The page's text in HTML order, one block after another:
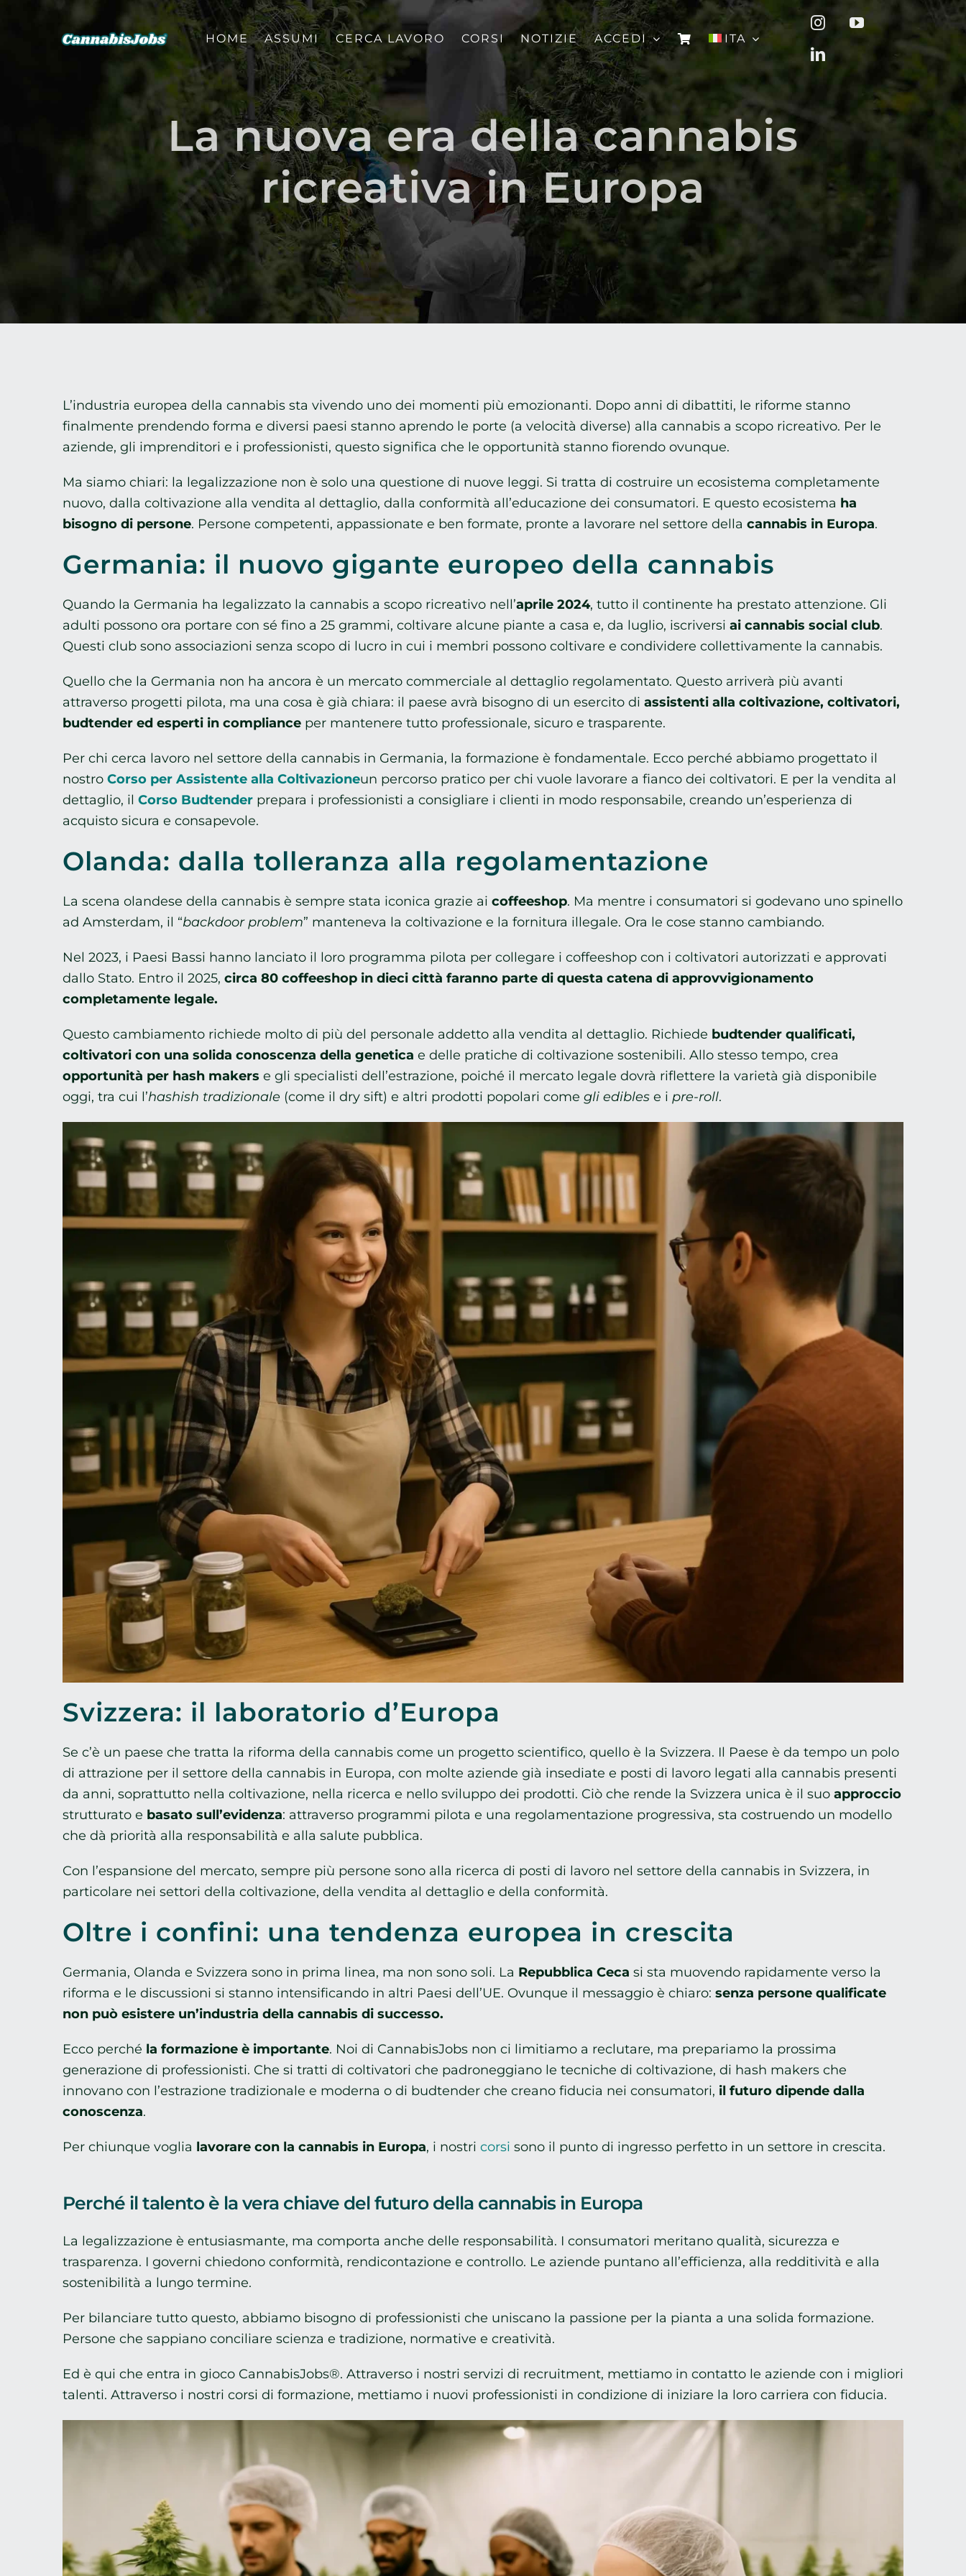
contenuto
HOME ASSUMI CERCA LAVORO CORSI NOTIZIE ACCEDI ITA
La nuova era della cannabis
ricreativa in Europa
L’industria europea della cannabis sta vivendo uno dei momenti più emozionanti. Dopo anni di dibattiti, le riforme stanno
finalmente prendendo forma e diversi paesi stanno aprendo le porte (a velocità diverse) alla cannabis a scopo ricreativo. Per le
aziende, gli imprenditori e i professionisti, questo significa che le opportunità stanno fiorendo ovunque.
Ma siamo chiari: la legalizzazione non è solo una questione di nuove leggi. Si tratta di costruire un ecosistema completamente
nuovo, dalla coltivazione alla vendita al dettaglio, dalla conformità all’educazione dei consumatori. E questo ecosistema ha
bisogno di persone. Persone competenti, appassionate e ben formate, pronte a lavorare nel settore della cannabis in Europa.
Germania: il nuovo gigante europeo della cannabis
Quando la Germania ha legalizzato la cannabis a scopo ricreativo nell’aprile 2024, tutto il continente ha prestato attenzione. Gli
adulti possono ora portare con sé fino a 25 grammi, coltivare alcune piante a casa e, da luglio, iscriversi ai cannabis social club.
Questi club sono associazioni senza scopo di lucro in cui i membri possono coltivare e condividere collettivamente la cannabis.
Quello che la Germania non ha ancora è un mercato commerciale al dettaglio regolamentato. Questo arriverà più avanti
attraverso progetti pilota, ma una cosa è già chiara: il paese avrà bisogno di un esercito di assistenti alla coltivazione, coltivatori,
budtender ed esperti in compliance per mantenere tutto professionale, sicuro e trasparente.
Per chi cerca lavoro nel settore della cannabis in Germania, la formazione è fondamentale. Ecco perché abbiamo progettato il
nostro Corso per Assistente alla Coltivazioneun percorso pratico per chi vuole lavorare a fianco dei coltivatori. E per la vendita al
dettaglio, il Corso Budtender prepara i professionisti a consigliare i clienti in modo responsabile, creando un’esperienza di
acquisto sicura e consapevole.
Olanda: dalla tolleranza alla regolamentazione
La scena olandese della cannabis è sempre stata iconica grazie ai coffeeshop. Ma mentre i consumatori si godevano uno spinello
ad Amsterdam, il “backdoor problem” manteneva la coltivazione e la fornitura illegale. Ora le cose stanno cambiando.
Nel 2023, i Paesi Bassi hanno lanciato il loro programma pilota per collegare i coffeeshop con i coltivatori autorizzati e approvati
dallo Stato. Entro il 2025, circa 80 coffeeshop in dieci città faranno parte di questa catena di approvvigionamento
completamente legale.
Questo cambiamento richiede molto di più del personale addetto alla vendita al dettaglio. Richiede budtender qualificati,
coltivatori con una solida conoscenza della genetica e delle pratiche di coltivazione sostenibili. Allo stesso tempo, crea
opportunità per hash makers e gli specialisti dell’estrazione, poiché il mercato legale dovrà riflettere la varietà già disponibile
oggi, tra cui l’hashish tradizionale (come il dry sift) e altri prodotti popolari come gli edibles e i pre-roll.
Svizzera: il laboratorio d’Europa
Se c’è un paese che tratta la riforma della cannabis come un progetto scientifico, quello è la Svizzera. Il Paese è da tempo un polo
di attrazione per il settore della cannabis in Europa, con molte aziende già insediate e posti di lavoro legati alla cannabis presenti
da anni, soprattutto nella coltivazione, nella ricerca e nello sviluppo dei prodotti. Ciò che rende la Svizzera unica è il suo approccio
strutturato e basato sull’evidenza: attraverso programmi pilota e una regolamentazione progressiva, sta costruendo un modello
che dà priorità alla responsabilità e alla salute pubblica.
Con l’espansione del mercato, sempre più persone sono alla ricerca di posti di lavoro nel settore della cannabis in Svizzera, in
particolare nei settori della coltivazione, della vendita al dettaglio e della conformità.
Oltre i confini: una tendenza europea in crescita
Germania, Olanda e Svizzera sono in prima linea, ma non sono soli. La Repubblica Ceca si sta muovendo rapidamente verso la
riforma e le discussioni si stanno intensificando in altri Paesi dell’UE. Ovunque il messaggio è chiaro: senza persone qualificate
non può esistere un’industria della cannabis di successo.
Ecco perché la formazione è importante. Noi di CannabisJobs non ci limitiamo a reclutare, ma prepariamo la prossima
generazione di professionisti. Che si tratti di coltivatori che padroneggiano le tecniche di coltivazione, di hash makers che
innovano con l’estrazione tradizionale e moderna o di budtender che creano fiducia nei consumatori, il futuro dipende dalla
conoscenza.
Per chiunque voglia lavorare con la cannabis in Europa, i nostri corsi sono il punto di ingresso perfetto in un settore in crescita.
Perché il talento è la vera chiave del futuro della cannabis in Europa
La legalizzazione è entusiasmante, ma comporta anche delle responsabilità. I consumatori meritano qualità, sicurezza e
trasparenza. I governi chiedono conformità, rendicontazione e controllo. Le aziende puntano all’efficienza, alla redditività e alla
sostenibilità a lungo termine.
Per bilanciare tutto questo, abbiamo bisogno di professionisti che uniscano la passione per la pianta a una solida formazione.
Persone che sappiano conciliare scienza e tradizione, normative e creatività.
Ed è qui che entra in gioco CannabisJobs®. Attraverso i nostri servizi di recruitment, mettiamo in contatto le aziende con i migliori
talenti. Attraverso i nostri corsi di formazione, mettiamo i nuovi professionisti in condizione di iniziare la loro carriera con fiducia.